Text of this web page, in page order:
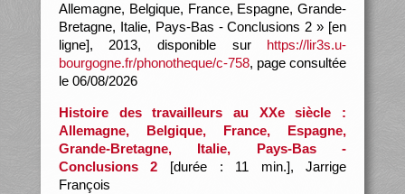
Allemagne, Belgique, France, Espagne, Grande-
Bretagne, Italie, Pays-Bas - Conclusions 2 » [en
ligne], 2013, disponible sur https://lir3s.u-
bourgogne.fr/phonotheque/c-758, page consultée
le 06/08/2026
Histoire des travailleurs au XXe siècle :
Allemagne, Belgique, France, Espagne,
Grande-Bretagne, Italie, Pays-Bas -
Conclusions 2 [durée : 11 min.], Jarrige
François